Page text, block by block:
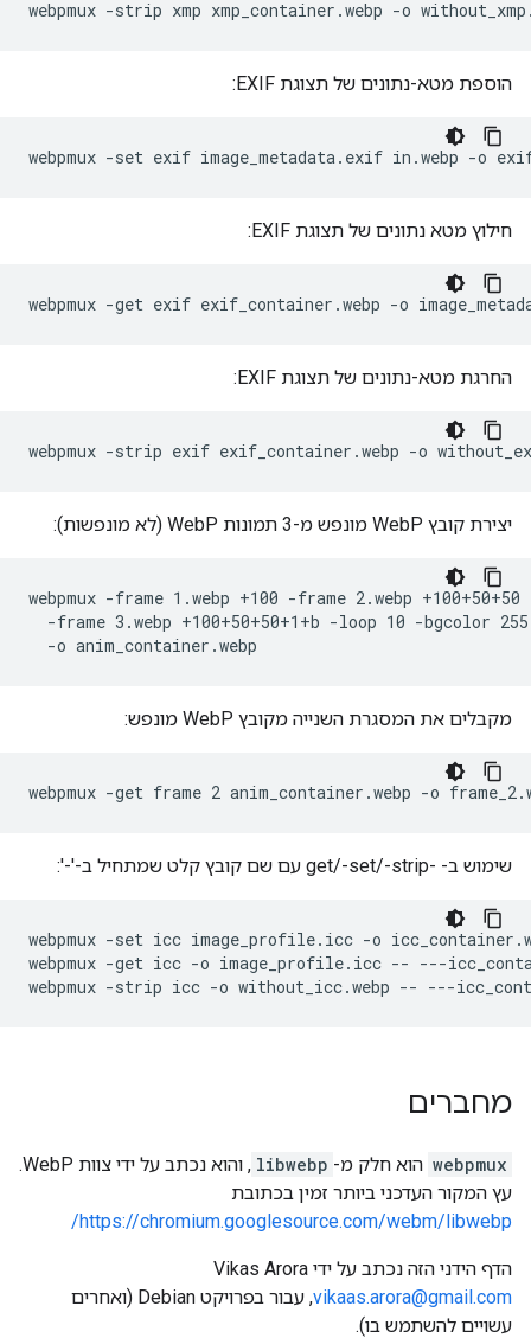
הוספת מטא-נתונים של תצוגת EXIF:
חילוץ מטא נתונים של תצוגת EXIF:
החרגת מטא-נתונים של תצוגת EXIF:
יצירת קובץ WebP מונפש מ-3 תמונות WebP (לא מונפשות):
webpmux -frame 1.webp +100 -frame 2.webp
-frame 3.webp +100+50+50+1+b -loop 10 -bgcolor
מקבלים את המסגרת השנייה מקובץ WebP מונפש:
שימוש ב- -get/-set/-strip עם שם קובץ קלט שמתחיל ב-'-':
webpmux -set icc image_profile.icc -o
webpmux -get icc -o image_profile.icc -- ---
מחברים
webpmux הוא חלק מ- libwebp
, והוא נכתב על ידי צוות WebP.
עץ המקור העדכני ביותר זמין בכתובת
https://chromium.googlesource.com/webm/libwebp/
הדף הידני הזה נכתב על ידי Vikas Arora
vikaas.arora@gmail.com
, עבור בפרויקט Debian (ואחרים
עשויים להשתמש בו).